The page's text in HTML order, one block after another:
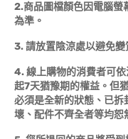
2.商品圖檔顏色因電腦螢
為準。
3. 請放置陰涼處以避免變
4. 線上購物的消費者可
起7天猶豫期的權益。但
必須是全新的狀態、已
壞、配件不齊全者等均恕